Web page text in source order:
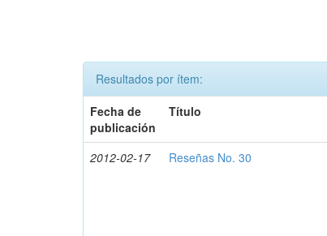
Resultados por ítem:
Fecha de
publicación
Título
2012-02-17 Reseñas No. 30